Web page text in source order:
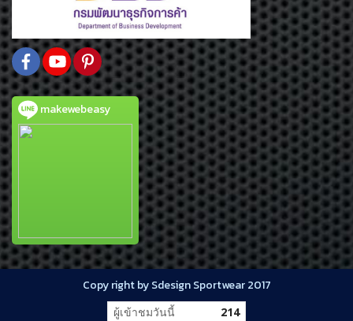
makewebeasy
Copy right by Sdesign Sportwear 2017
ผู้เข้าชมวันนี้ 214